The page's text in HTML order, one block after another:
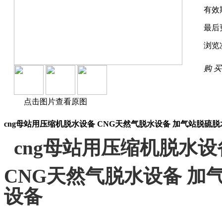
点击图片查看原图
有效
最后
浏览
购 买
cng母站用压缩机脱水设备 CNG天然气脱水设备 加气站脱硫
cng母站用压缩机脱水设
CNG天然气脱水设备 加
设备